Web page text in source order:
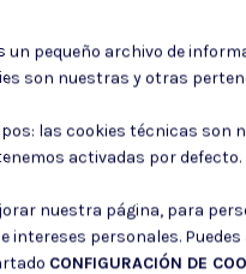
Consiento el uso de mis
pequeño archivo de
son nuestras y otras
las cookies técnicas
activadas por defecto.
nuestra página, para
intereses personales.
CONFIGURACIÓN DE